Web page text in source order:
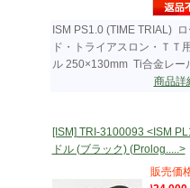
ISM PS1.0 (TIME TRIAL) ロ
ド・トライアスロン・ＴＴ
ル 250×130mm Ti合金レー
商品
[ISM] TRI-3100093 <ISM
ドル (ブラック) (Prolog.....>
販売価